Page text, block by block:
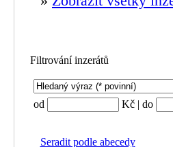
Filtrování inzerátů
od Kč | do
Seradit podle abecedy